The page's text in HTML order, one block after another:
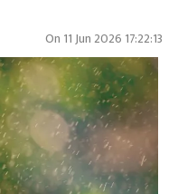
On 11 Jun 2026 17:22:13